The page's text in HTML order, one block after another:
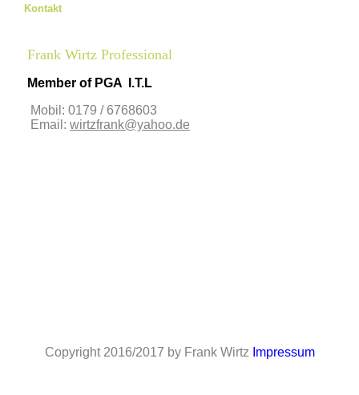
Kontakt
Frank Wirtz Professional
Member of PGA I.T.L
Mobil: 0179 / 6768603
Email: wirtzfrank@yahoo.de
Copyright 2016/2017 by Frank Wirtz Impressum